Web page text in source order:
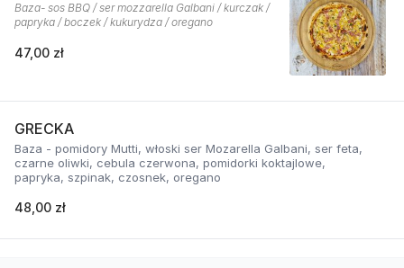
Baza- sos BBQ / ser mozzarella Galbani / kurczak /
papryka / boczek / kukurydza / oregano
47,00 zł
GRECKA
Baza - pomidory Mutti, włoski ser Mozarella Galbani, ser feta,
czarne oliwki, cebula czerwona, pomidorki koktajlowe,
papryka, szpinak, czosnek, oregano
48,00 zł